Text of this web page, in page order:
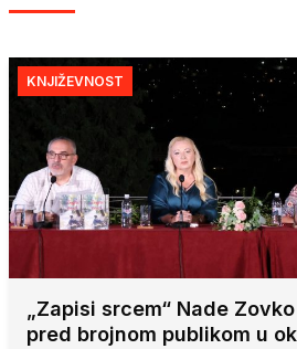
KNJIŽEVNOST
„Zapisi srcem“ Nade
pred brojnom publikom u